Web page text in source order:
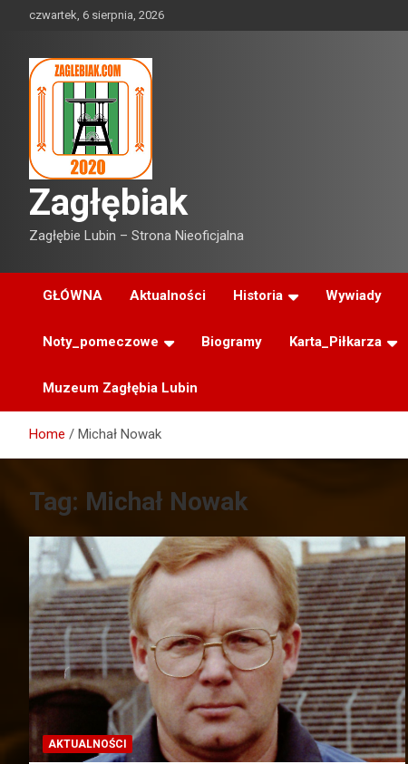
czwartek, 6 sierpnia, 2026
Zagłębiak
Zagłębie Lubin – Strona Nieoficjalna
GŁÓWNA Aktualności Historia Wywiady
Noty_pomeczowe Biogramy Karta_Piłkarza
Muzeum Zagłębia Lubin
Home Michał Nowak
Tag: Michał Nowak
AKTUALNOŚCI